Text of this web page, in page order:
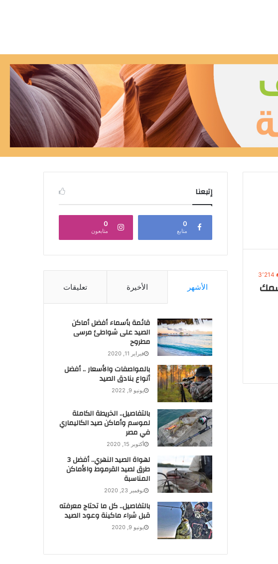
3٬214
إتبعنا
0
متابع
0
متابعون
الأشهر الأخيرة تعليقات
قائمة بأسماء أفضل أماكن
الصيد على شواطئ مرسى
مطروح
فبراير 11, 2020
بالمواصفات والأسعار .. أفضل
أنواع بنادق الصيد
يونيو 9, 2022
بالتفاصيل.. الخريطة الكاملة
لموسم وأماكن صيد الكاليماري
في مصر
أكتوبر 15, 2020
لهواة الصيد النهري.. أفضل 3
طرق لصيد القرموط والأماكن
المناسبة
نوفمبر 23, 2020
بالتفاصيل.. كل ما تحتاج معرفته
قبل شراء ماكينة وعود الصيد
يونيو 9, 2020